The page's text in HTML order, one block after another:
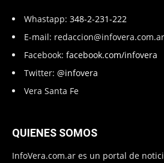
Whastapp: 348-2-231-222
E-mail: redaccion@infovera.com.ar
Facebook: facebook.com/infovera
Twitter: @infovera
Vera Santa Fe
QUIENES SOMOS
InfoVera.com.ar es un portal de